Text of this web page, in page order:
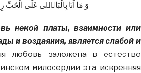
وَ مَا اَنَا بِالْبَاغٖى عَلَى
некой платы, взаимности или
и воздаяния, является слабой и
любовь заложена в естестве
милосердии эта искренняя